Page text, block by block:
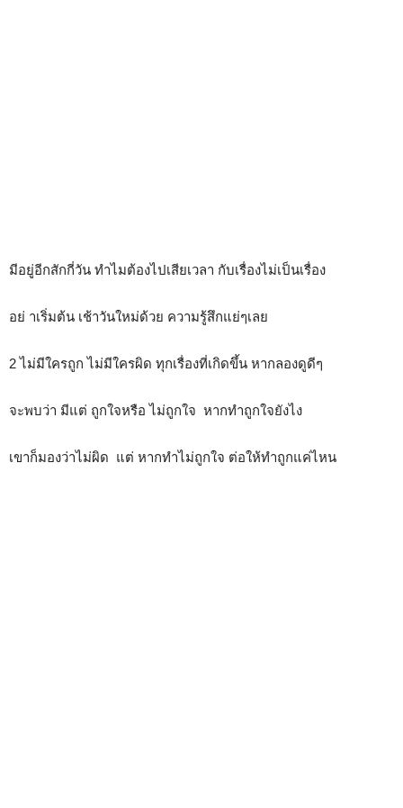
มีอยู่อีกสักกี่วัน ทำไมต้องไปเสียเวลา กับเรื่องไม่เป็นเรื่อง
อย่ าเริ่มต้น เช้าวันใหม่ด้วย ความรู้สึกแย่ๆเลย
2 ไม่มีใครถูก ไม่มีใครผิด ทุกเรื่องที่เกิดขึ้น หากลองดูดีๆ
จะพบว่า มีแต่ ถูกใจหรือ ไม่ถูกใจ หากทำถูกใจยังไง
เขาก็มองว่าไม่ผิด แต่ หากทำไม่ถูกใจ ต่อให้ทำถูกแค่ไหน